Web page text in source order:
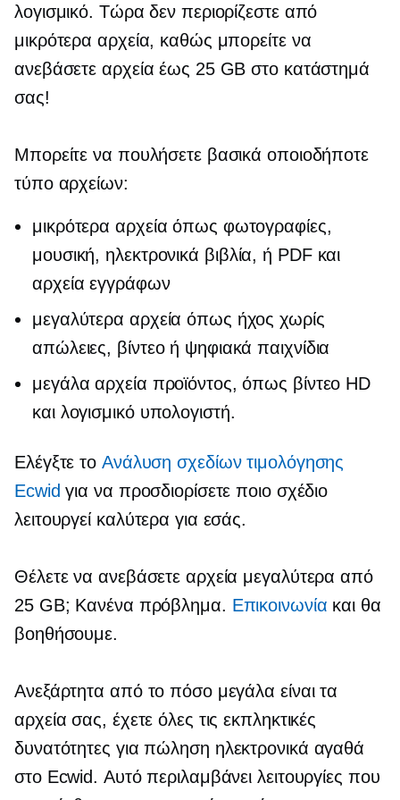
λογισμικό. Τώρα δεν περιορίζεστε από
μικρότερα αρχεία, καθώς μπορείτε να
ανεβάσετε αρχεία έως 25 GB στο κατάστημά
σας!
Μπορείτε να πουλήσετε βασικά οποιοδήποτε
τύπο αρχείων:
μικρότερα αρχεία όπως φωτογραφίες,
μουσική, ηλεκτρονικά βιβλία, ή PDF και
αρχεία εγγράφων
μεγαλύτερα αρχεία όπως ήχος χωρίς
απώλειες, βίντεο ή ψηφιακά παιχνίδια
μεγάλα αρχεία προϊόντος, όπως βίντεο HD
και λογισμικό υπολογιστή.
Ελέγξτε το Ανάλυση σχεδίων τιμολόγησης
Ecwid για να προσδιορίσετε ποιο σχέδιο
λειτουργεί καλύτερα για εσάς.
Θέλετε να ανεβάσετε αρχεία μεγαλύτερα από
25 GB; Κανένα πρόβλημα. Επικοινωνία και θα
βοηθήσουμε.
Ανεξάρτητα από το πόσο μεγάλα είναι τα
αρχεία σας, έχετε όλες τις εκπληκτικές
δυνατότητες για πώληση ηλεκτρονικά αγαθά
στο Ecwid. Αυτό περιλαμβάνει λειτουργίες που